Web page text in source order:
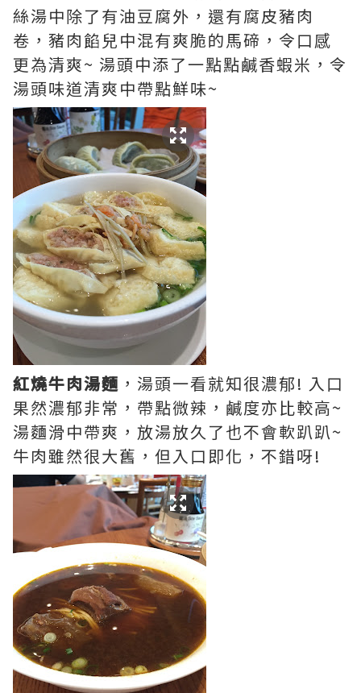
絲湯中除了有油豆腐外，還有腐皮豬肉
卷，豬肉餡兒中混有爽脆的馬碲，令口感
更為清爽~ 湯頭中添了一點點鹹香蝦米，令
湯頭味道清爽中帶點鮮味~
紅燒牛肉湯麵 ，湯頭一看就知很濃郁! 入口
果然濃郁非常，帶點微辣，鹹度亦比較高~
湯麵滑中帶爽，放湯放久了也不會軟趴趴~
牛肉雖然很大舊，但入口即化，不錯呀!